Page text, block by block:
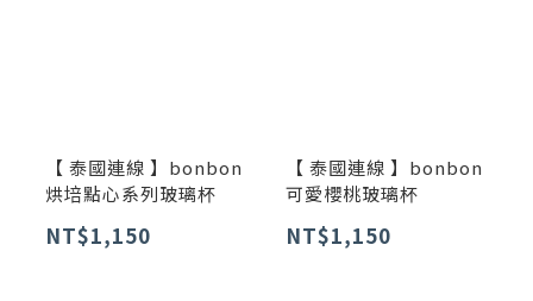
【 泰國連線 】bonbon
烘培點心系列玻璃杯
NT$1,150
【 泰國連線 】bonbon
可愛櫻桃玻璃杯
NT$1,150